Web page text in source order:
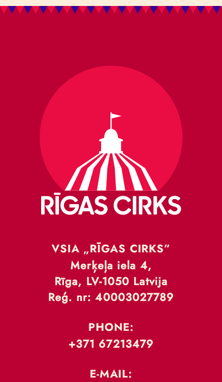
VSIA „RĪGAS CIRKS”
Merķeļa iela 4,
Rīga, LV-1050 Latvija
Reģ. nr: 40003027789
PHONE:
+371 67213479
E-MAIL: